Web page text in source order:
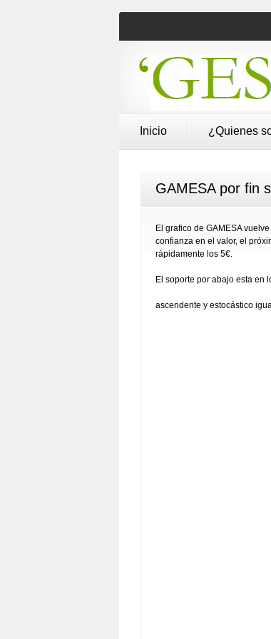
Inicio ¿Quienes
GAMESA por fin
El grafico de GAMESA
confianza en el valor, el
rápidamente los 5€.
El soporte por abajo esta en
ascendente y estocástico